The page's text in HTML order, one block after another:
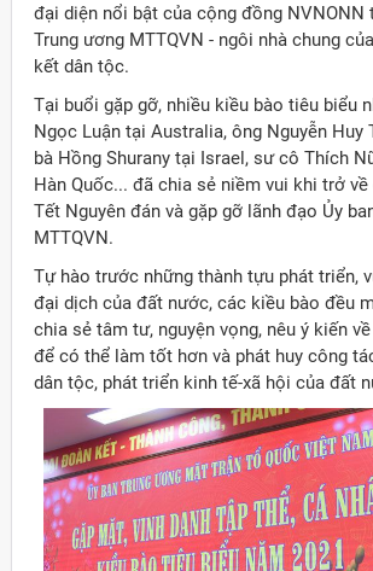
đại diện nổi bật của cộng đồng NVNONN
Trung ương MTTQVN - ngôi nhà chung
kết dân tộc.
Tại buổi gặp gỡ, nhiều kiều bào tiêu biểu
Ngọc Luận tại Australia, ông Nguyễn Huy
bà Hồng Shurany tại Israel, sư cô Thích
Hàn Quốc... đã chia sẻ niềm vui khi trở
Tết Nguyên đán và gặp gỡ lãnh đạo Ủy
MTTQVN.
Tự hào trước những thành tựu phát triển,
đại dịch của đất nước, các kiều bào đều
chia sẻ tâm tư, nguyện vọng, nêu ý kiến
để có thể làm tốt hơn và phát huy công
dân tộc, phát triển kinh tế-xã hội của đất